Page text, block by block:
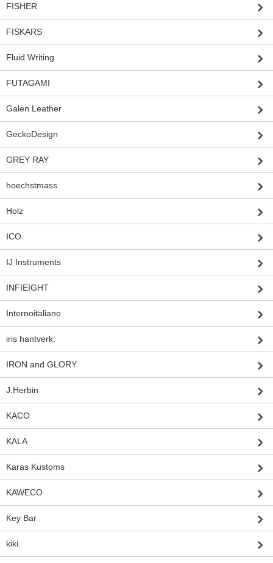
FISHER
FISKARS
Fluid Writing
FUTAGAMI
Galen Leather
GeckoDesign
GREY RAY
hoechstmass
Holz
ICO
IJ Instruments
INFIEIGHT
Internoitaliano
iris hantverk:
IRON and GLORY
J.Herbin
KACO
KALA
Karas Kustoms
KAWECO
Key Bar
kiki